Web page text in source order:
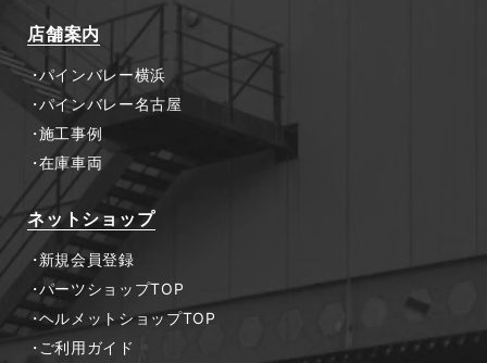
店舗案内
パインバレー横浜
パインバレー名古屋
施工事例
在庫車両
ネットショップ
新規会員登録
パーツショップTOP
ヘルメットショップTOP
ご利用ガイド